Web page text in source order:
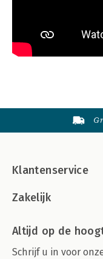
Klantenservice
Zakelijk
Altijd op de
Schrijf u in voor